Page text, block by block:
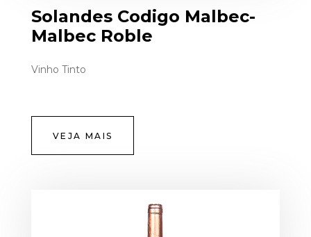
Solandes Codigo Malbec-
Malbec Roble
Vinho Tinto
VEJA MAIS